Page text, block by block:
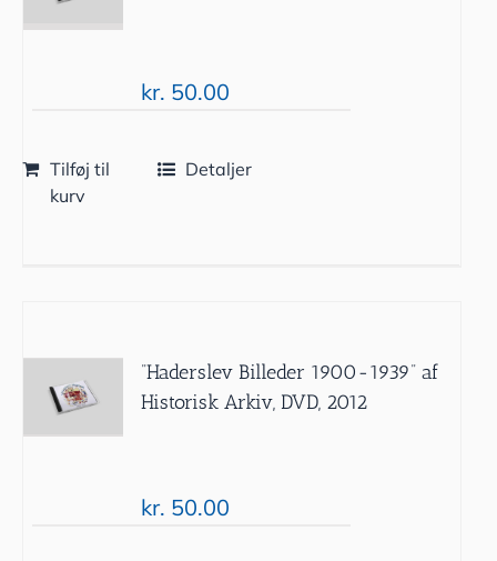
kr. 50.00
Tilføj til
kurv
Detaljer
”Haderslev Billeder 1900-1939” af
Historisk Arkiv, DVD, 2012
kr. 50.00